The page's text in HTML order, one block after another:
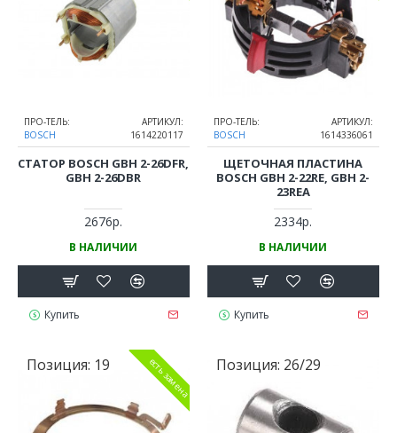
ПРО-ТЕЛЬ:
BOSCH
АРТИКУЛ:
1614220117
СТАТОР BOSCH GBH 2-26DFR,
GBH 2-26DBR
2676р.
В НАЛИЧИИ
Купить
ПРО-ТЕЛЬ:
BOSCH
АРТИКУЛ:
1614336061
ЩЕТОЧНАЯ ПЛАСТИНА
BOSCH GBH 2-22RE, GBH 2-
23REA
2334р.
В НАЛИЧИИ
Купить
Позиция: 19 есть замена Позиция: 26/29